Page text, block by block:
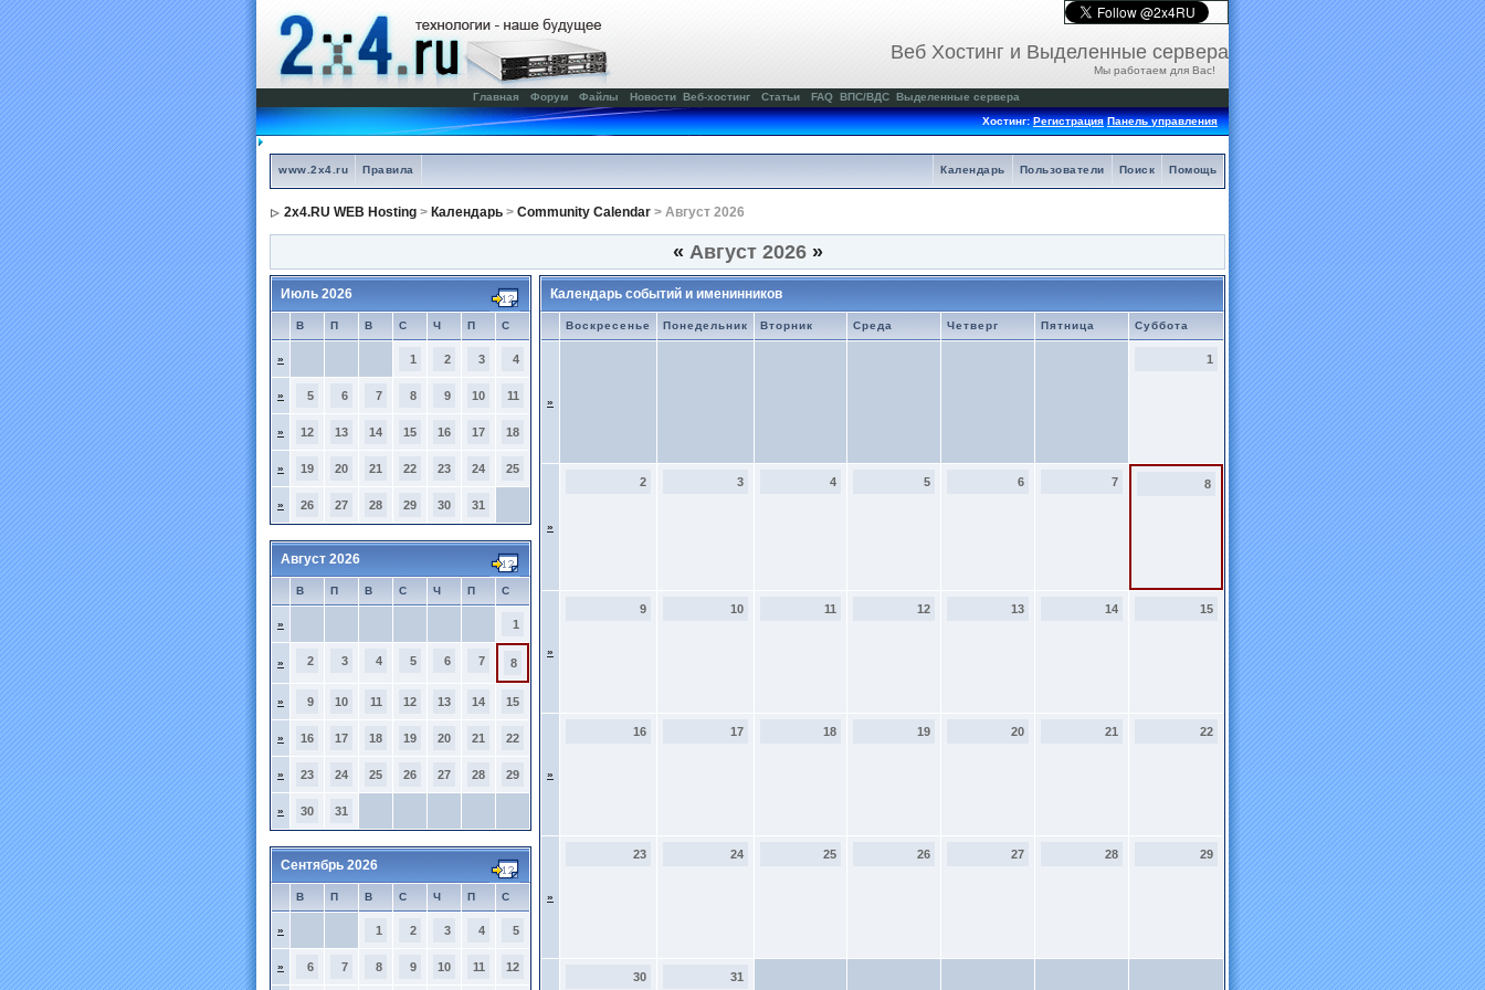
Веб Хостинг и Выделенные сервера
Мы работаем для Вас!
Главная Форум Файлы Новости Веб-хостинг Статьи FAQ ВПС/ВДС Выделенные сервера
Хостинг:Регистрация Панель управления
www.2x4.ru Правила Помощь
Поиск
Пользователи
Календарь
2x4.RU WEB Hosting > Календарь > Community Calendar > Август 2026
« Август 2026 »
Июль 2026
В П В С Ч П С
» 1 2 3 4
» 5 6 7 8 9 10 11
» 12 13 14 15 16 17 18
» 19 20 21 22 23 24 25
» 26 27 28 29 30 31
Август 2026
В П В С Ч П С
» 1
» 2 3 4 5 6 7 8
» 9 10 11 12 13 14 15
» 16 17 18 19 20 21 22
» 23 24 25 26 27 28 29
» 30 31
Сентябрь 2026
В П В С Ч П С
» 1 2 3 4 5
» 6 7 8 9 10 11 12
Календарь событий и именинников
Воскресенье Понедельник Вторник Среда Четверг Пятница Суббота
»
1
»
2 3 4 5 6 7 8
»
9 10 11 12 13 14 15
»
16 17 18 19 20 21 22
»
23 24 25 26 27 28 29
30 31